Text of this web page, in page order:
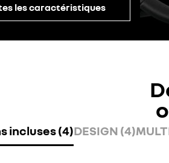
les caractéristiques
incluses (4)DESIGN (4)